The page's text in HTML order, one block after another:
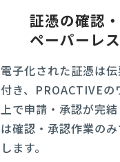
証憑の確認
ペーパーレ
電子化された証憑は
付き、PROACTIVEの
上で申請・承認が完
は確認・承認作業の
します。